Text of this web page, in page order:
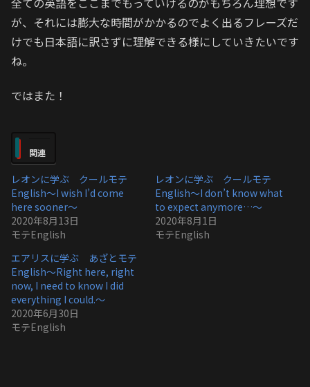
が、それには膨大な時間がかかるのでよく出るフレーズだ
けでも日本語に訳さずに理解できる様にしていきたいです
ね。
ではまた！
関連
レオンに学ぶ クールモテ
English〜I wish I’d come
here sooner〜
2020年8月13日
モテEnglish
レオンに学ぶ クールモテ
English〜I don’t know what
to expect anymore…〜
2020年8月1日
モテEnglish
エアリスに学ぶ あざとモテ
English〜Right here, right
now, I need to know I did
everything I could.〜
2020年6月30日
モテEnglish